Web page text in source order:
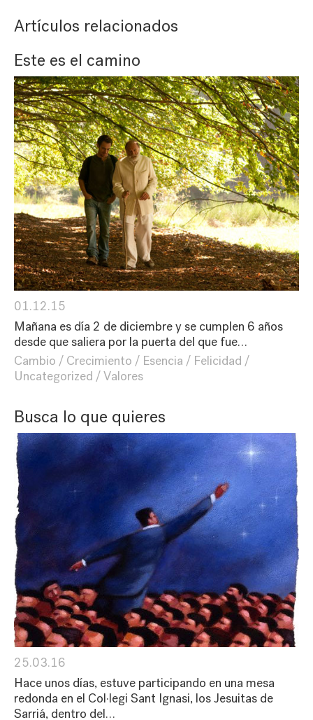
Artículos relacionados
Este es el camino
01.12.15
Mañana es día 2 de diciembre y se cumplen 6 años
desde que saliera por la puerta del que fue…
Cambio
Crecimiento Esencia
Felicidad
Uncategorized
Valores
Busca lo que quieres
25.03.16
Hace unos días, estuve participando en una mesa
redonda en el Col·legi Sant Ignasi, los Jesuitas de
Sarriá, dentro del…